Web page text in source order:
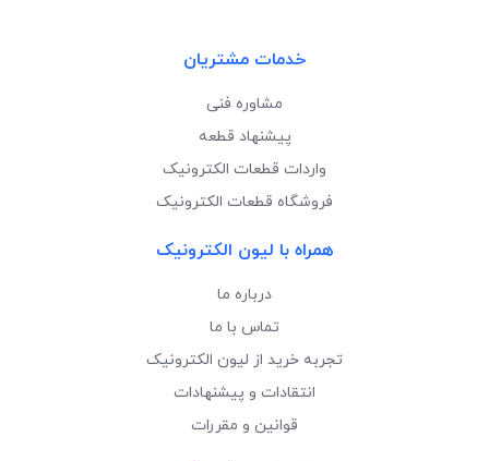
خدمات مشتریان
مشاوره فنی
پیشنهاد قطعه
واردات قطعات الکترونیک
فروشگاه قطعات الکترونیک
همراه با لیون الکترونیک
درباره ما
تماس با ما
تجربه خرید از لیون الکترونیک
انتقادات و پیشنهادات
قوانین و مقررات